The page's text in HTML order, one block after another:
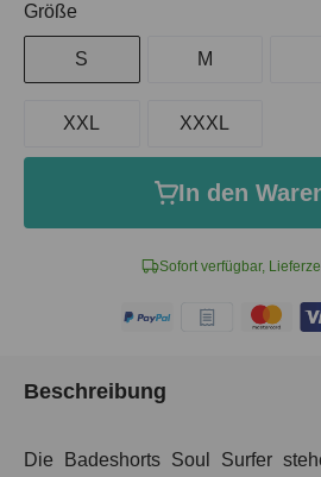
Sofort verfügbar,
Größe
S M
XXL XXXL
In den
Beschreibung
Die Badeshorts Soul Surfer